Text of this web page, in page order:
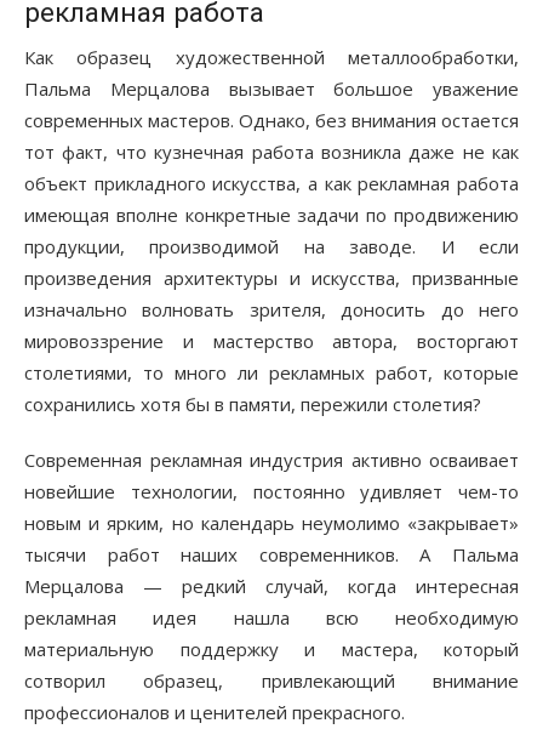
рекламная работа
Как образец художественной металлообработки,
Пальма Мерцалова вызывает большое уважение
современных мастеров. Однако, без внимания остается
тот факт, что кузнечная работа возникла даже не как
объект прикладного искусства, а как рекламная работа
имеющая вполне конкретные задачи по продвижению
продукции, производимой на заводе. И если
произведения архитектуры и искусства, призванные
изначально волновать зрителя, доносить до него
мировоззрение и мастерство автора, восторгают
столетиями, то много ли рекламных работ, которые
сохранились хотя бы в памяти, пережили столетия?
Современная рекламная индустрия активно осваивает
новейшие технологии, постоянно удивляет чем-то
новым и ярким, но календарь неумолимо «закрывает»
тысячи работ наших современников. А Пальма
Мерцалова — редкий случай, когда интересная
рекламная идея нашла всю необходимую
материальную поддержку и мастера, который
сотворил образец, привлекающий внимание
профессионалов и ценителей прекрасного.